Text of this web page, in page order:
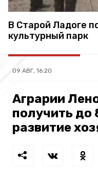
В Старой Ладоге
культурный парк
09 АВГ, 16:20
Аграрии
получить до
развитие